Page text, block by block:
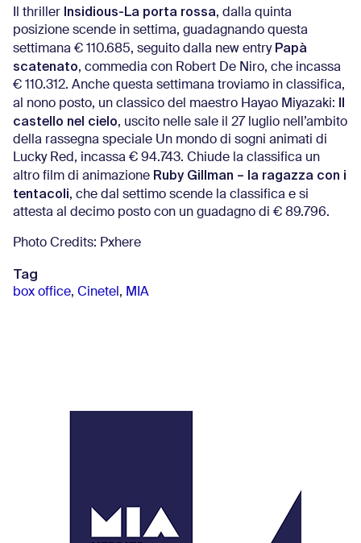
Il thriller Insidious-La porta rossa, dalla quinta
posizione scende in settima, guadagnando questa
settimana € 110.685, seguito dalla new entry Papà
scatenato, commedia con Robert De Niro, che incassa
€ 110.312. Anche questa settimana troviamo in classifica,
al nono posto, un classico del maestro Hayao Miyazaki: Il
castello nel cielo, uscito nelle sale il 27 luglio nell’ambito
della rassegna speciale Un mondo di sogni animati di
Lucky Red, incassa € 94.743. Chiude la classifica un
altro film di animazione Ruby Gillman – la ragazza con i
tentacoli, che dal settimo scende la classifica e si
attesta al decimo posto con un guadagno di € 89.796.
Photo Credits: Pxhere
Tag
box office, Cinetel , MIA